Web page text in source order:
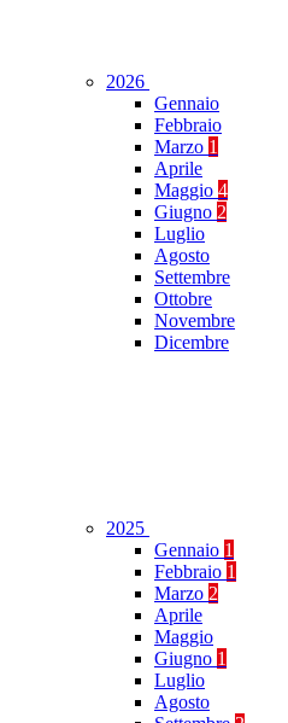
2026
Gennaio
Febbraio
Marzo 1
Aprile
Maggio 4
Giugno 2
Luglio
Agosto
Settembre
Ottobre
Novembre
Dicembre
2025
Gennaio 1
Febbraio 1
Marzo 2
Aprile
Maggio
Giugno 1
Luglio
Agosto